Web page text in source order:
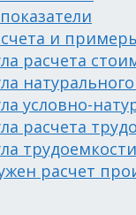
и
расчета
условно-
расчета
трудоемкости
расчет